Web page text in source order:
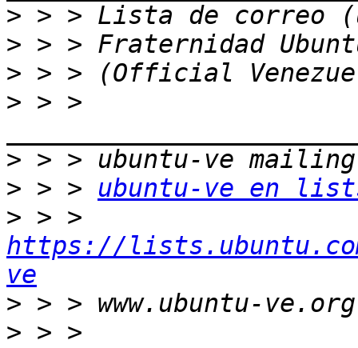
>
>
>
> > >
>
> > > ubuntu-ve en
>
https://
ve
>
> > >